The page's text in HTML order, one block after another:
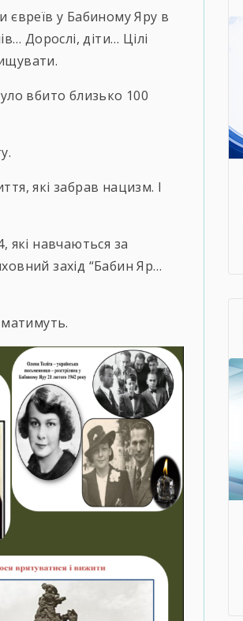
євреїв у Бабиному Яру в
Дорослі, діти… Цілі
вбито близько 100
які забрав нацизм. І
які навчаються за
захід “Бабин Яр…